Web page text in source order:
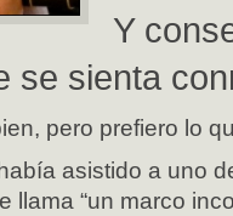
Y
se sienta
pero prefiero lo
asistido a uno
llama “un marco